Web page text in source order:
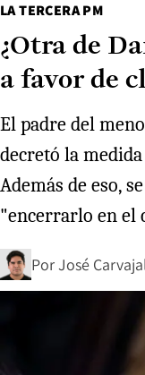
LA TERCERA PM
¿Otra de
a favor de
El padre del
decretó la
Además de eso,
"encerrarlo en el
PorJosé